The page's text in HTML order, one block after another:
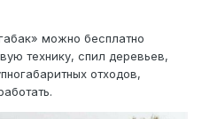
можно бесплатно
технику, спил деревьев,
отходов,